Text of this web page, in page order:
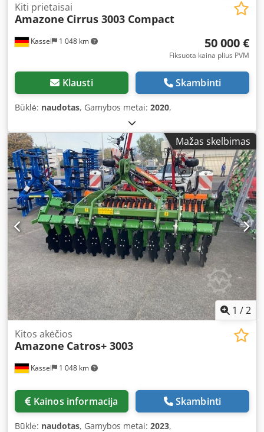
Kassel 1 048 km
Kiti prietaisai
Amazone Cirrus 3003 Compact
50 000 €
Fiksuota kaina plius PVM
Klausti Skambinti
Būklė: naudotas, Gamybos metai: 2020,
Mažas skelbimas
1 /2
Kassel 1 048 km
Kitos akėčios
Amazone Catros+ 3003
Kainos informacija Skambinti
Būklė: naudotas, Gamybos metai: 2023,